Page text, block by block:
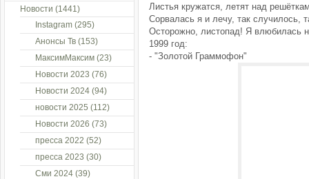
Листья кружатся, летят над
Сорвалась я и лечу, так случилось,
Осторожно, листопад! Я влюбилась
1999 год:
- "Золотой Граммофон"
Новости (1441)
Instagram (295)
Анонсы Тв (153)
МаксимМаксим (23)
Новости 2023 (76)
Новости 2024 (94)
новости 2025 (112)
Новости 2026 (73)
пресса 2022 (52)
пресса 2023 (30)
Сми 2024 (39)